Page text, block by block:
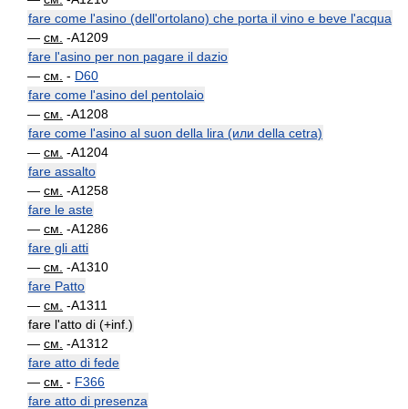
fare come l'asino (dell'ortolano) che porta il vino e beve l'acqua
— см. -A1209
fare l'asino per non pagare il dazio
— см. - D60
fare come l'asino del pentolaio
— см. -A1208
fare come l'asino al suon della lira (или della cetra)
— см. -A1204
fare assalto
— см. -A1258
fare le aste
— см. -A1286
fare gli atti
— см. -A1310
fare Patto
— см. -A1311
fare l'atto di (+inf.)
— см. -A1312
fare atto di fede
— см. - F366
fare atto di presenza